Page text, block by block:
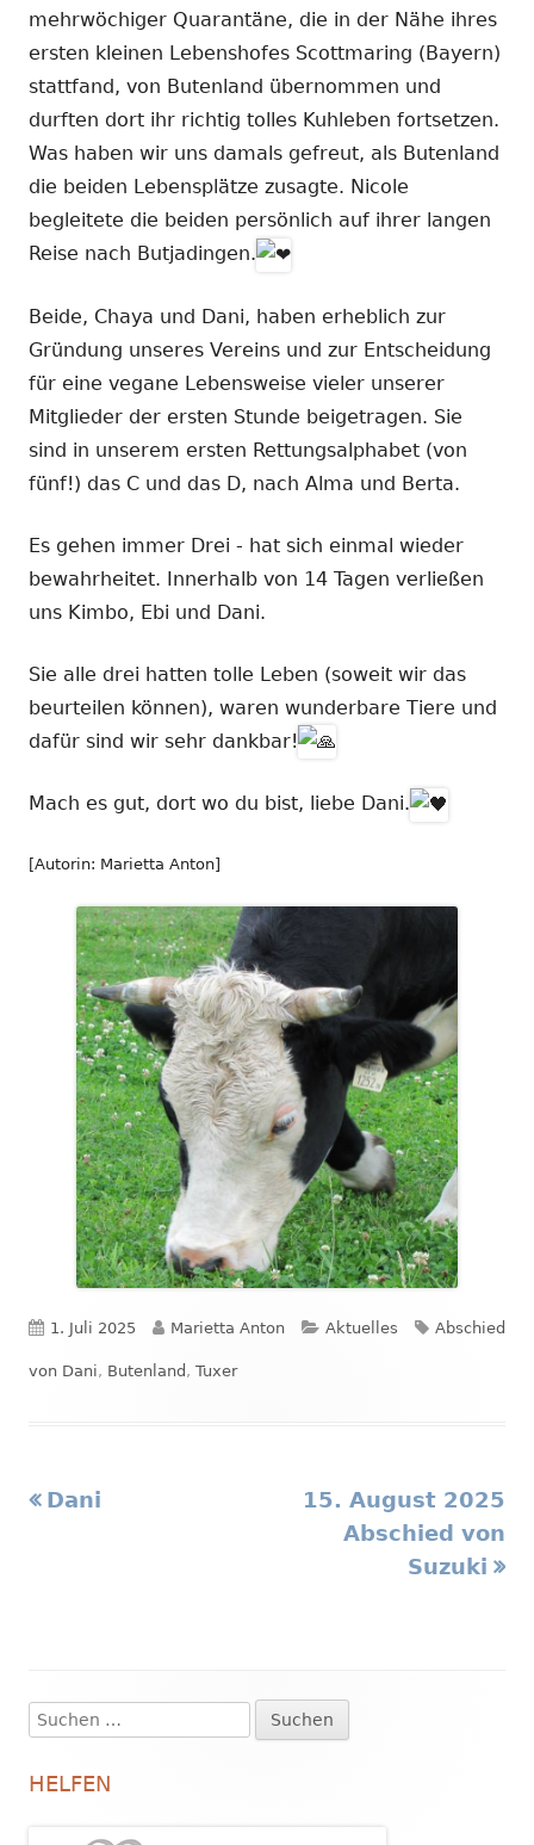
mehrwöchiger Quarantäne, die in der Nähe ihres
ersten kleinen Lebenshofes Scottmaring (Bayern)
stattfand, von Butenland übernommen und
durften dort ihr richtig tolles Kuhleben fortsetzen.
Was haben wir uns damals gefreut, als Butenland
die beiden Lebensplätze zusagte. Nicole
begleitete die beiden persönlich auf ihrer langen
Reise nach Butjadingen.
Beide, Chaya und Dani, haben erheblich zur
Gründung unseres Vereins und zur Entscheidung
für eine vegane Lebensweise vieler unserer
Mitglieder der ersten Stunde beigetragen. Sie
sind in unserem ersten Rettungsalphabet (von
fünf!) das C und das D, nach Alma und Berta.
Es gehen immer Drei - hat sich einmal wieder
bewahrheitet. Innerhalb von 14 Tagen verließen
uns Kimbo, Ebi und Dani.
Sie alle drei hatten tolle Leben (soweit wir das
beurteilen können), waren wunderbare Tiere und
dafür sind wir sehr dankbar!
Mach es gut, dort wo du bist, liebe Dani.
[Autorin: Marietta Anton]
Veröffentlicht
am
1. Juli 2025 Autor
Marietta Anton Kategorien
Aktuelles Schlagwörter
Abschied
von Dani, Butenland , Tuxer
Beitragsnavigation
Vorheriger
Dani
Nächster
Beitrag
15. August 2025
Abschied von
Suzuki
Haupt-
Seitenleiste
Suchen
nach:
HELFEN